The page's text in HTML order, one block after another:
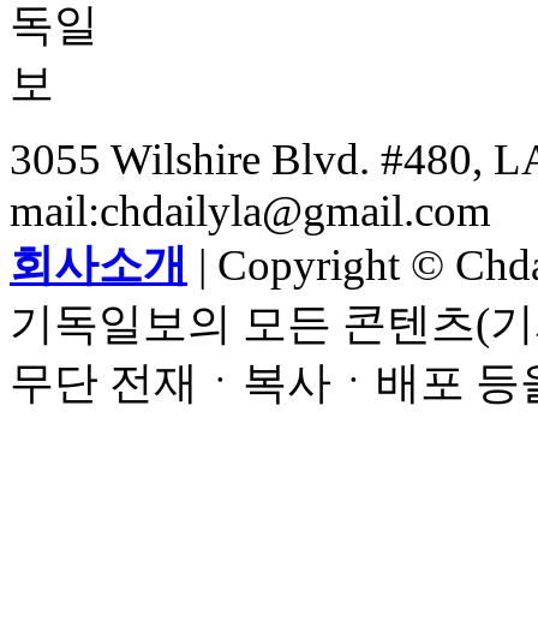
3055 Wilshire Blvd. #480,
mail:chdailyla@gmail.com
회사소개 | Copyright ©
기독일보의 모든 콘텐츠(
무단 전재ㆍ복사ㆍ배포 등